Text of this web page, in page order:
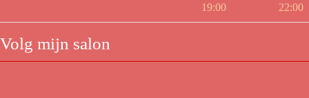
19:00 22:00
Volg mijn salon